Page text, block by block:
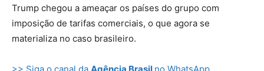
Trump chegou a ameaçar os países do grupo com
imposição de tarifas comerciais, o que agora se
materializa no caso brasileiro.
>> Siga o canal da Agência Brasil no WhatsApp